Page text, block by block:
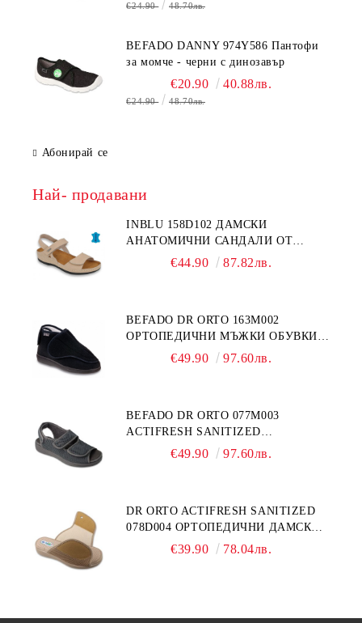
€24.90 48.70лв.
BEFADO DANNY 974Y586 Пантофи
за момче - черни с динозавър
€20.90 40.88лв.
€24.90 48.70лв.
Абонирай се
Най- продавани
INBLU 158D102 ДАМСКИ
АНАТОМИЧНИ САНДАЛИ ОТ
ЕСТЕСТВЕНА КОЖА, БЕЖОВИ
€44.90 87.82лв.
BEFADO DR ORTO 163M002
ОРТОПЕДИЧНИ МЪЖКИ ОБУВКИ
ЗА ГИПСИРАН ИЛИ СВРЪХ
€49.90 97.60лв.
BEFADO DR ORTO 077M003
ACTIFRESH SANITIZED
ОРТОПЕДИЧНИ САНДАЛИ ЗА
€49.90 97.60лв.
DR ORTO ACTIFRESH SANITIZED
078D004 ОРТОПЕДИЧНИ ДАМСКИ
ЧЕХЛИ ЗА МНОГО ОТЕКЪЛ КРАК,
€39.90 78.04лв.